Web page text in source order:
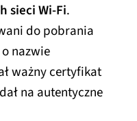
sieci Wi-Fi.
do pobrania
nazwie
ważny certyfikat
na autentyczne